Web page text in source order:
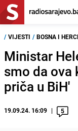
/ VIJESTI / BOSNA I
Ministar
smo da ova
priča u BiH'
19.09.24. 16:09 5